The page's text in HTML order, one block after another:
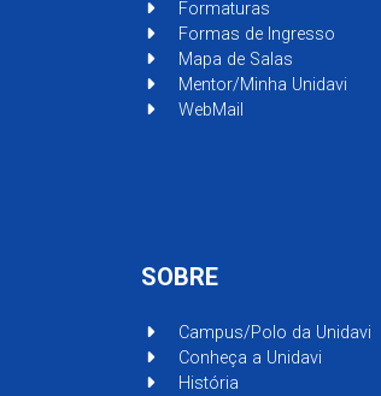
Formaturas
Formas de Ingresso
Mapa de Salas
Mentor/Minha Unidavi
WebMail
SOBRE
Campus/Polo da Unidavi
Conheça a Unidavi
História